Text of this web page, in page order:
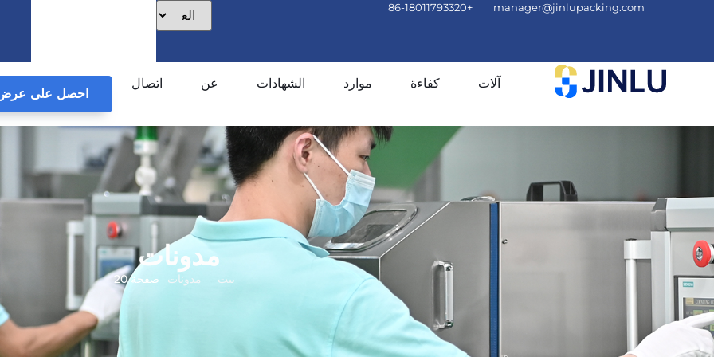
manager@jinlupacking.com
+86-18011793320
آلات كفاءة موارد الشهادات عن اتصال
احصل على عرض
مدونات
بيت مدونات صفحة 20